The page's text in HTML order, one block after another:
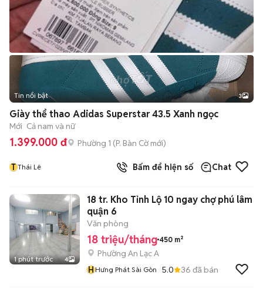
Tin nổi bật 3
Giày thể thao Adidas Superstar 43.5 Xanh ngọc
Mới Cả nam và nữ
1.399.000 đ Phường 1 (P. Bàn Cờmới)
T Thái Lê Bấm để hiện số Chat
1 phút trước 4
18 tr. Kho Tỉnh Lộ 10 ngay chợ phú lâm
quận 6
Văn phòng
18 triệu/tháng 450 m²
Phường An Lạc A
HHưng Phát Sài Gòn 5.0 36 đã bán